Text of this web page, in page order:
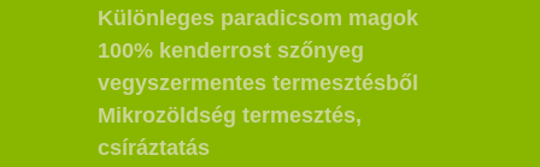
Különleges paradicsom magok
100% kenderrost szőnyeg
vegyszermentes termesztésből
Mikrozöldség termesztés,
csíráztatás